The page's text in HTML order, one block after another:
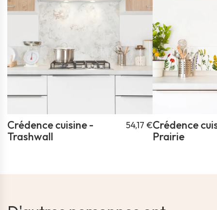
Crédence cuisine -
Trashwall
54,17 €Crédence
Prairie